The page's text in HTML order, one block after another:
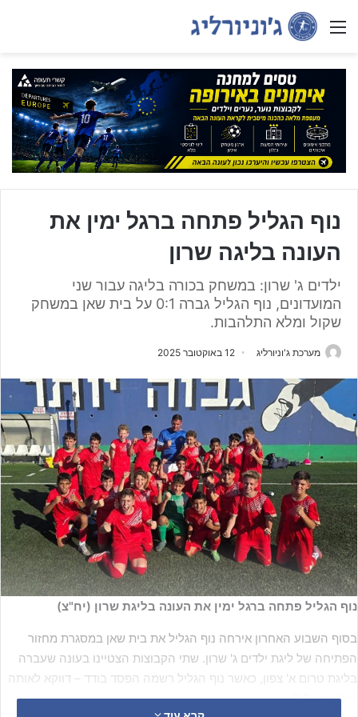
Menu
נוף הגליל פתחה ברגל ימין את
העונה בליגה שרון
ילדים ג' שרון: במשחק בכורה בליגה עבור שני
המועדונים, נוף הגליל גברה 0:1 על בית שאן במשחק
שקול ומלא התלהבות.
מערכת ג'וניורליג 12 באוקטובר 2025
נוף הגליל פתחה ברגל ימין את העונה בליגת שרון (יח"צ)
בסוף השבוע האחרון אירחה נוף הגליל את בית שאן במסגרת מחזור
הפתיחה של ליגת ילדים ג' שרון. שתי הקבוצות הצטיינו בעונה שעברה
בליגת טרום א' צפון, כאשר נוף הגליל רשמה הפסד בודד – דווקא לאותה
בית שאן, 3:0.